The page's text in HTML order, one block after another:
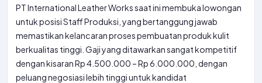
PT International Leather Works saat ini membuka lowongan
untuk posisi Staff Produksi, yang bertanggung jawab
memastikan kelancaran proses pembuatan produk kulit
berkualitas tinggi. Gaji yang ditawarkan sangat kompetitif
dengan kisaran Rp 4.500.000 – Rp 6.000.000, dengan
peluang negosiasi lebih tinggi untuk kandidat